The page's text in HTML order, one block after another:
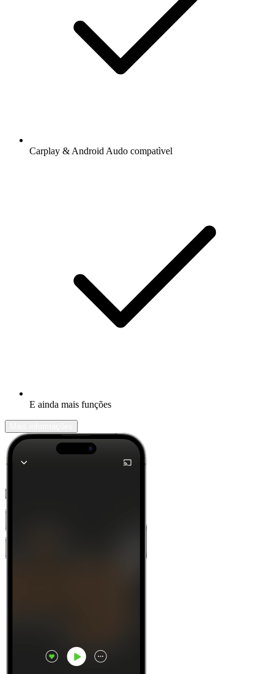
Carplay & Android Audo compatìvel
E ainda mais funções